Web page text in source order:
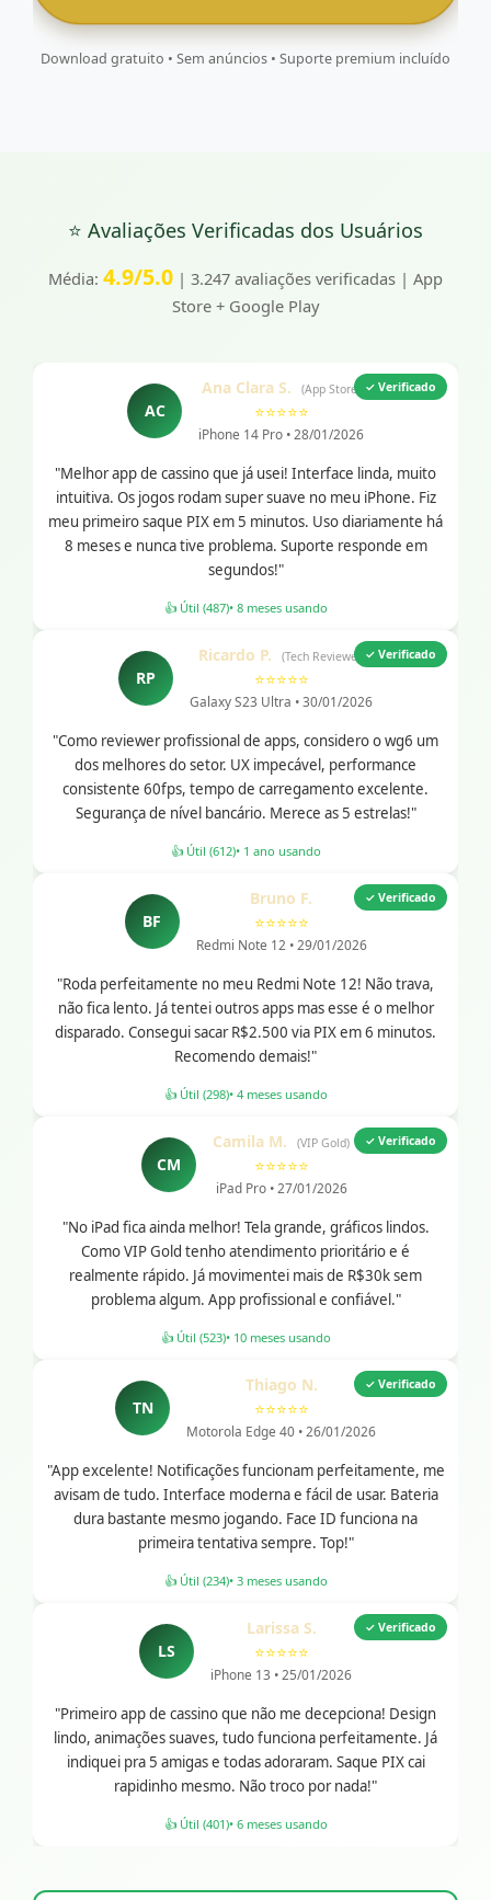
Download gratuito • Sem anúncios • Suporte premium incluído
⭐ Avaliações Verificadas dos Usuários
Média: 4.9/5.0 | 3.247 avaliações verificadas | App
Store + Google Play
✓ Verificado
AC
Ana Clara S. (App Store)
⭐⭐⭐⭐⭐
iPhone 14 Pro • 28/01/2026
"Melhor app de cassino que já usei! Interface linda, muito
intuitiva. Os jogos rodam super suave no meu iPhone. Fiz
meu primeiro saque PIX em 5 minutos. Uso diariamente há
8 meses e nunca tive problema. Suporte responde em
segundos!"
👍 Útil (487)• 8 meses usando
✓ Verificado
RP
Ricardo P. (Tech Reviewer)
⭐⭐⭐⭐⭐
Galaxy S23 Ultra • 30/01/2026
"Como reviewer profissional de apps, considero o wg6 um
dos melhores do setor. UX impecável, performance
consistente 60fps, tempo de carregamento excelente.
Segurança de nível bancário. Merece as 5 estrelas!"
👍 Útil (612)• 1 ano usando
✓ Verificado
BF
Bruno F.
⭐⭐⭐⭐⭐
Redmi Note 12 • 29/01/2026
"Roda perfeitamente no meu Redmi Note 12! Não trava,
não fica lento. Já tentei outros apps mas esse é o melhor
disparado. Consegui sacar R$2.500 via PIX em 6 minutos.
Recomendo demais!"
👍 Útil (298)• 4 meses usando
✓ Verificado
CM
Camila M. (VIP Gold)
⭐⭐⭐⭐⭐
iPad Pro • 27/01/2026
"No iPad fica ainda melhor! Tela grande, gráficos lindos.
Como VIP Gold tenho atendimento prioritário e é
realmente rápido. Já movimentei mais de R$30k sem
problema algum. App profissional e confiável."
👍 Útil (523)• 10 meses usando
✓ Verificado
TN
Thiago N.
⭐⭐⭐⭐⭐
Motorola Edge 40 • 26/01/2026
"App excelente! Notificações funcionam perfeitamente, me
avisam de tudo. Interface moderna e fácil de usar. Bateria
dura bastante mesmo jogando. Face ID funciona na
primeira tentativa sempre. Top!"
👍 Útil (234)• 3 meses usando
✓ Verificado
LS
Larissa S.
⭐⭐⭐⭐⭐
iPhone 13 • 25/01/2026
"Primeiro app de cassino que não me decepciona! Design
lindo, animações suaves, tudo funciona perfeitamente. Já
indiquei pra 5 amigas e todas adoraram. Saque PIX cai
rapidinho mesmo. Não troco por nada!"
👍 Útil (401)• 6 meses usando